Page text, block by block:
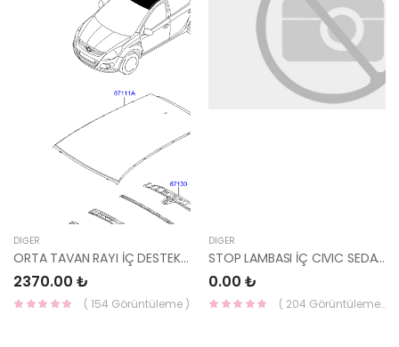
DIĞER
ORTA TAVAN RAYI İÇ DESTEK SACI İ20 2009-2014 67134-1J000-HMC
2370.00 ₺
( 154 Görüntüleme )
DIĞER
STOP LAMBASI İÇ CIVIC SEDAN 06-08 SAĞ DPO-217-1978R-AE-DEPO
0.00 ₺
( 204 Görüntüleme )